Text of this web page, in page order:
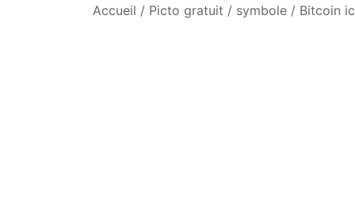
Accueil / Picto gratuit / symbole / Bitcoin